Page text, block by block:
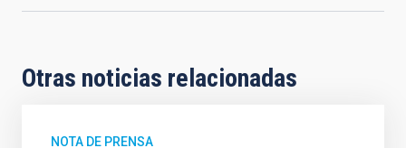
Otras noticias relacionadas
NOTA DE PRENSA